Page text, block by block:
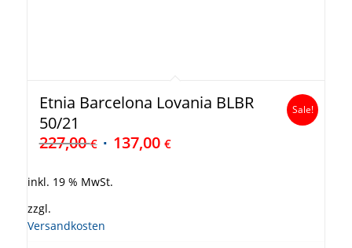
Etnia Barcelona Lovania BLBR
50/21
227,00€ 137,00 €
Sale!
inkl. 19 % MwSt.
zzgl.
Versandkosten